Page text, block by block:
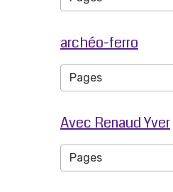
archéo-ferro
Avec Renaud Yver